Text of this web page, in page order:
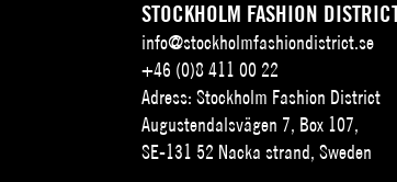
STOCKHOLM FASHION
info@stockholmfashiondistrict.se
+46 (0)8 411 00 22
Adress: Stockholm Fashion District
Augustendalsvägen 7, Box 107,
SE-131 52 Nacka strand, Sweden